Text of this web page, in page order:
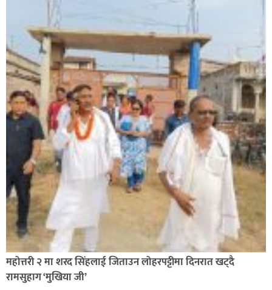
सिराहा-२ मा संजय यादव भिड्ने !
रक्तदान सेवामा जिल्लामै दोस्रो स्थान ल्याएकोमा जनमत नेताद्वय
रेडक्रस सिराहा द्वारा सम्मानित
महोत्तरी २ मा शरद सिंहलाई जिताउन लोहरपट्टीमा दिनरात खट्दै
रामसुहाग ‘मुखिया जी’